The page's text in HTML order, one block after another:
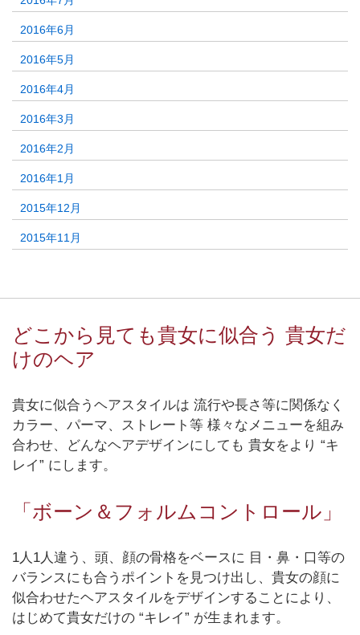
2016年6月
2016年5月
2016年4月
2016年3月
2016年2月
2016年1月
2015年12月
2015年11月
どこから見ても貴女に似合う 貴女だ
けのヘア
貴女に似合うヘアスタイルは 流行や長さ等に関係なく
カラー、パーマ、ストレート等 様々なメニューを組み
合わせ、どんなヘアデザインにしても 貴女をより “キ
レイ” にします。
「ボーン＆フォルムコントロール」
1人1人違う、頭、顔の骨格をベースに 目・鼻・口等の
バランスにも合うポイントを見つけ出し、貴女の顔に
似合わせたヘアスタイルをデザインすることにより、
はじめて貴女だけの “キレイ” が生まれます。